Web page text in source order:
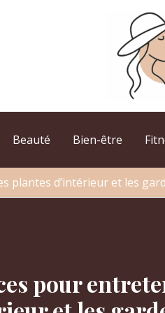
Beauté Bien-être
plantes d’intérieur et les
pour